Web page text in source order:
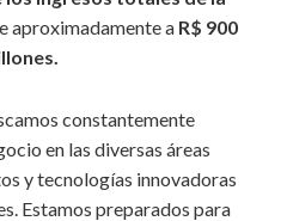
aproximadamente a R$ 900
constantemente
en las diversas áreas
y tecnologías innovadoras
Estamos preparados para